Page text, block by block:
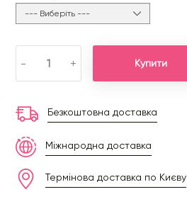
- + Купити
Безкоштовна доставка
Міжнародна доставка
Термінова доставка по Києву